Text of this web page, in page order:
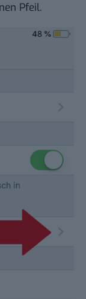
Pfeil.